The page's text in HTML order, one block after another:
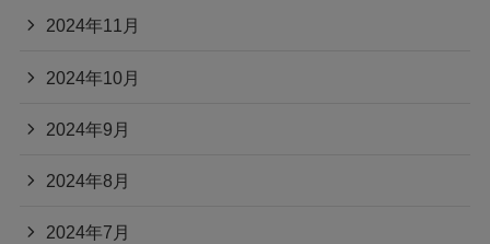
2024年11月
2024年10月
2024年9月
2024年8月
2024年7月